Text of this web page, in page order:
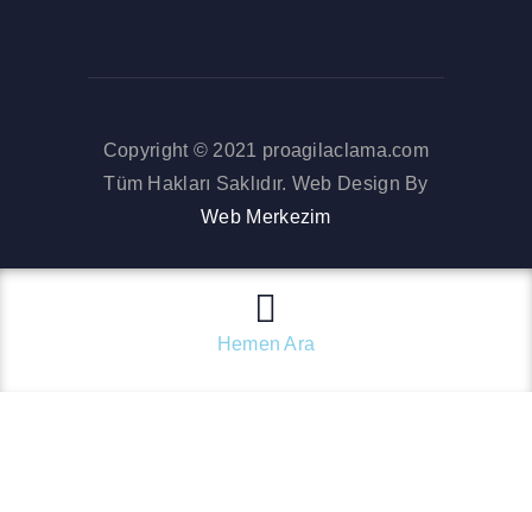
Copyright © 2021 proagilaclama.com
Tüm Hakları Saklıdır. Web Design By
Web Merkezim
Hemen Ara